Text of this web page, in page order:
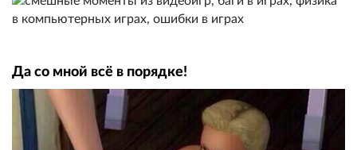
Да со мной всё в порядке!